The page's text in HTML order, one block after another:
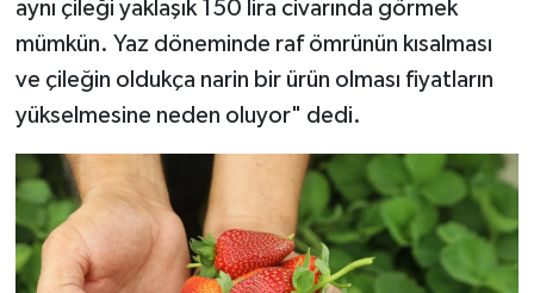
aynı çileği yaklaşık 150 lira civarında görmek
mümkün. Yaz döneminde raf ömrünün kısalması
ve çileğin oldukça narin bir ürün olması fiyatların
yükselmesine neden oluyor" dedi.